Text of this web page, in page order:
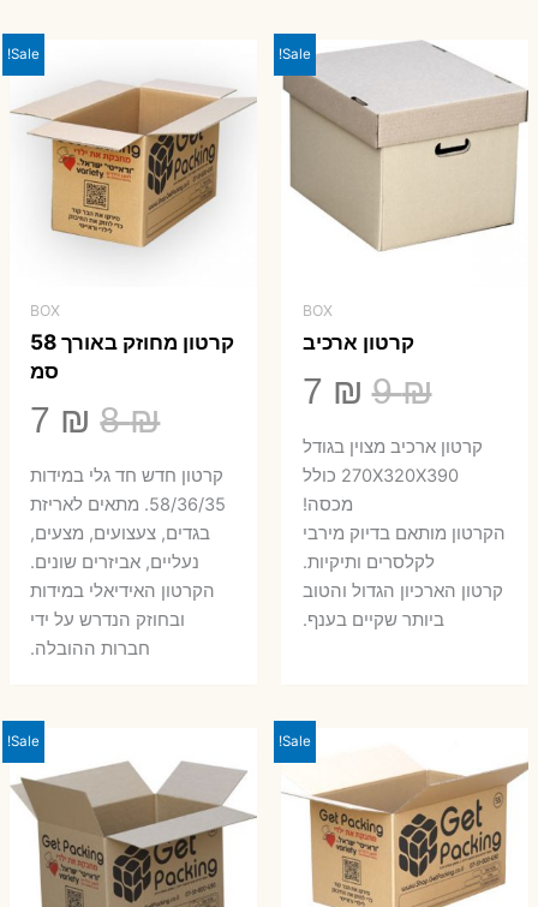
29 ₪.
23 ₪.
Sale!
BOX
קרטון ארכיב
9₪
המחיר
המקורי
היה:
9 ₪.
7 ₪
הנוכחי
הוא:
קרטון ארכיב מצוין בגודל
270X320X390 כולל
מכסה!
הקרטון מותאם בדיוק מירבי
לקלסרים ותיקיות.
קרטון הארכיון הגדול והטוב
ביותר שקיים בענף.
Sale!
BOX
קרטון מחוזק באורך 58
סמ
8₪
היה:
8 ₪.
7 ₪
7 ₪.
קרטון חדש חד גלי במידות
58/36/35. מתאים לאריזת
בגדים, צעצועים, מצעים,
נעליים, אביזרים שונים.
הקרטון האידיאלי במידות
ובחוזק הנדרש על ידי
חברות ההובלה.
Sale!
Sale!